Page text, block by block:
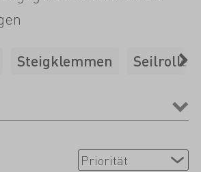
über das Seil. Dank
und hochwertiger
du dich voll und ganz auf
konzentrieren.
Steigklemmen Seilrollen